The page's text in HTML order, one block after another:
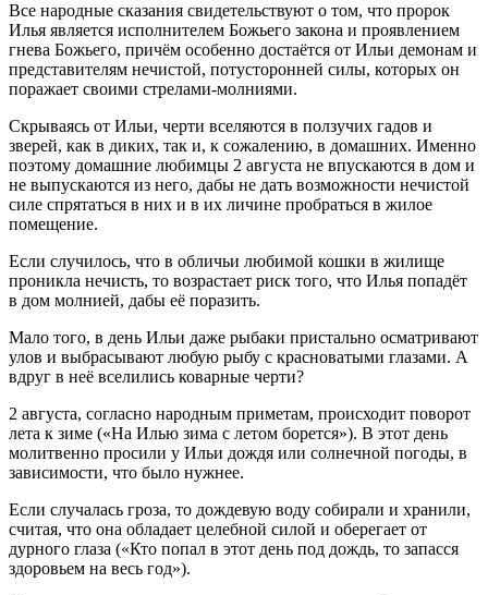
Все народные сказания свидетельствуют о том, что пророк
Илья является исполнителем Божьего закона и проявлением
гнева Божьего, причём особенно достаётся от Ильи демонам и
представителям нечистой, потусторонней силы, которых он
поражает своими стрелами-молниями.
Скрываясь от Ильи, черти вселяются в ползучих гадов и
зверей, как в диких, так и, к сожалению, в домашних. Именно
поэтому домашние любимцы 2 августа не впускаются в дом и
не выпускаются из него, дабы не дать возможности нечистой
силе спрятаться в них и в их личине пробраться в жилое
помещение.
Если случилось, что в обличьи любимой кошки в жилище
проникла нечисть, то возрастает риск того, что Илья попадёт
в дом молнией, дабы её поразить.
Мало того, в день Ильи даже рыбаки пристально осматривают
улов и выбрасывают любую рыбу с красноватыми глазами. А
вдруг в неё вселились коварные черти?
2 августа, согласно народным приметам, происходит поворот
лета к зиме («На Илью зима с летом борется»). В этот день
молитвенно просили у Ильи дождя или солнечной погоды, в
зависимости, что было нужнее.
Если случалась гроза, то дождевую воду собирали и хранили,
считая, что она обладает целебной силой и оберегает от
дурного глаза («Кто попал в этот день под дождь, то запасся
здоровьем на весь год»).